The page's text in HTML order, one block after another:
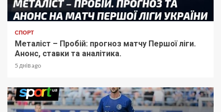
СПОРТ
Металіст – Пробій: прогноз матчу Першої ліги.
Анонс, ставки та аналітика.
5 днів ago